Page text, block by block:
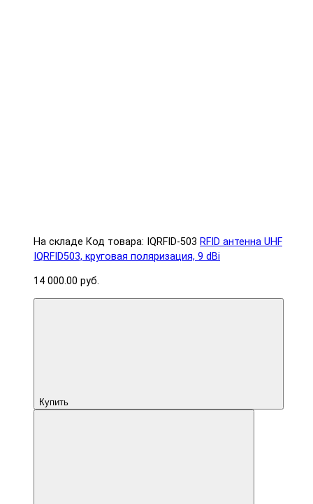
На складе Код товара: IQRFID-503 RFID антенна UHF
IQRFID503, круговая поляризация, 9 dBi
14 000.00 руб.
Купить